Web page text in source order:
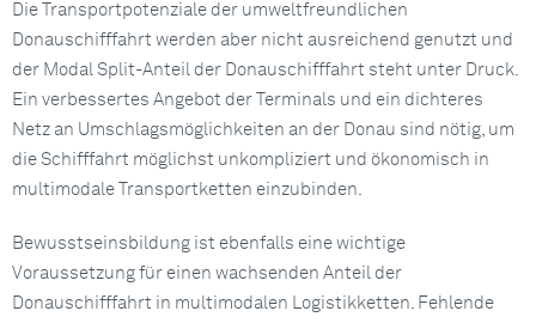
Die Transportpotenziale der umweltfreundlichen
Donauschifffahrt werden aber nicht ausreichend genutzt und
der Modal Split-Anteil der Donauschifffahrt steht unter Druck.
Ein verbessertes Angebot der Terminals und ein dichteres
Netz an Umschlagsmöglichkeiten an der Donau sind nötig, um
die Schifffahrt möglichst unkompliziert und ökonomisch in
multimodale Transportketten einzubinden.
Bewusstseinsbildung ist ebenfalls eine wichtige
Voraussetzung für einen wachsenden Anteil der
Donauschifffahrt in multimodalen Logistikketten. Fehlende